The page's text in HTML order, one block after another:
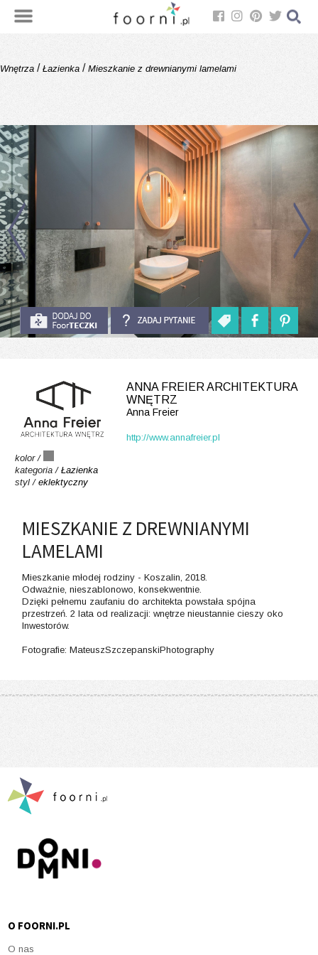
Wnętrza / Łazienka / Mieszkanie z drewnianymi lamelami
ANNA FREIER ARCHITEKTURA
WNĘTRZ
Anna Freier
http://www.annafreier.pl
kolor /
kategoria / Łazienka
styl / eklektyczny
MIESZKANIE Z DREWNIANYMI
LAMELAMI
Mieszkanie młodej rodziny - Koszalin, 2018.
Odważnie, nieszablonowo, konsekwentnie.
Dzięki pełnemu zaufaniu do architekta powstała spójna
przestrzeń. 2 lata od realizacji: wnętrze nieustannie cieszy oko
Inwestorów.
Fotografie: MateuszSzczepanskiPhotography
O FOORNI.PL
O nas